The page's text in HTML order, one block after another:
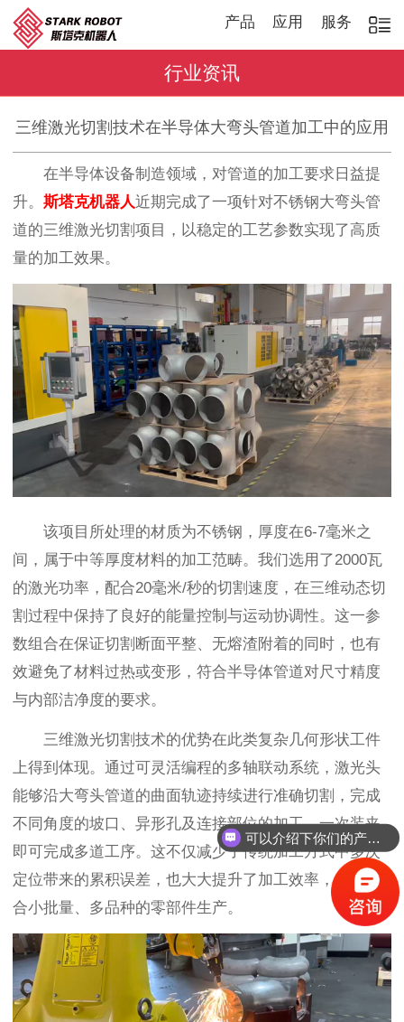
产品 应用 服务
行业资讯
三维激光切割技术在半导体大弯头管道加工中的应用
在半导体设备制造领域，对管道的加工要求日益提
升。 斯塔克机器人近期完成了一项针对不锈钢大弯头管
道的三维激光切割项目，以稳定的工艺参数实现了高质
量的加工效果。
该项目所处理的材质为不锈钢，厚度在6-7毫米之
间，属于中等厚度材料的加工范畴。我们选用了2000瓦
的激光功率，配合20毫米/秒的切割速度，在三维动态切
割过程中保持了良好的能量控制与运动协调性。这一参
数组合在保证切割断面平整、无熔渣附着的同时，也有
效避免了材料过热或变形，符合半导体管道对尺寸精度
与内部洁净度的要求。
三维激光切割技术的优势在此类复杂几何形状工件
上得到体现。通过可灵活编程的多轴联动系统，激光头
能够沿大弯头管道的曲面轨迹持续进行准确切割，完成
不同角度的坡口、异形孔及连接部位的加工，一次装夹
即可完成多道工序。这不仅减少了传统加工方式中多次
定位带来的累积误差，也大大提升了加工效率，尤其适
合小批量、多品种的零部件生产。
可以介绍下你们的产品么？